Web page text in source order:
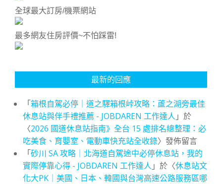
全球最大訂房/機票網站
最多網友住房評價~不怕踩雷!
最新的回應
「箱根自駕必停｜道之驛箱根峠攻略：蘆之湖旁最佳
休息站與伴手禮推薦 - JOBDAREN 工作達人 」於
〈2026 國道休息站指南》全台 15 處排名總整理：必
吃美食、育嬰室、電動車快充站全收錄〉發佈留言
「砂川 SA 攻略｜北海道自駕途中必停休息站，我的
實際停靠心得 - JOBDAREN 工作達人 」於〈休息站文
化大PK｜美國、日本、韓國與台灣高速公路服務區哪